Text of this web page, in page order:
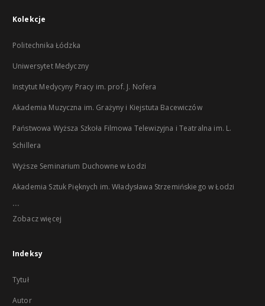
Kolekcje
Politechnika Łódzka
Uniwersytet Medyczny
Instytut Medycyny Pracy im. prof. J. Nofera
Akademia Muzyczna im. Grażyny i Kiejstuta Bacewiczów
Państwowa Wyższa Szkoła Filmowa Telewizyjna i Teatralna im. L.
Schillera
Wyższe Seminarium Duchowne w Łodzi
Akademia Sztuk Pięknych im. Władysława Strzemińskiego w Łodzi
...
Zobacz więcej
Indeksy
Tytuł
Autor